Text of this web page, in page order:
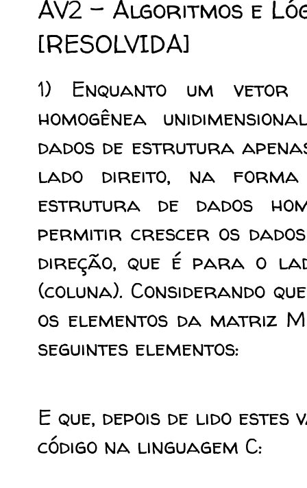
AV2 - Algoritmos e
[RESOLVIDA]
1) Enquanto um
homogênea
dados de estrutura
lado direito, na
estrutura de dados
permitir crescer os
direção, que é para o
(coluna). Considerando
os elementos da matriz
seguintes elementos:
E que, depois de lido estes
código na linguagem C: